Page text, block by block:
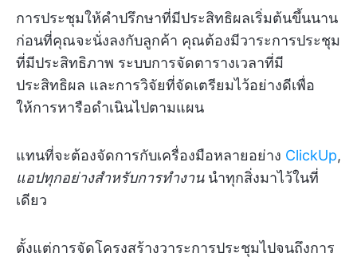
การประชุมให้คำปรึกษาที่มีประสิทธิผลเริ่มต้นขึ้นนาน
ก่อนที่คุณจะนั่งลงกับลูกค้า คุณต้องมีวาระการประชุม
ที่มีประสิทธิภาพ ระบบการจัดตารางเวลาที่มี
ประสิทธิผล และการวิจัยที่จัดเตรียมไว้อย่างดีเพื่อ
ให้การหารือดำเนินไปตามแผน
แทนที่จะต้องจัดการกับเครื่องมือหลายอย่าง ClickUp,
แอปทุกอย่างสำหรับการทำงานนำทุกสิ่งมาไว้ในที่
เดียว
ตั้งแต่การจัดโครงสร้างวาระการประชุมไปจนถึงการ